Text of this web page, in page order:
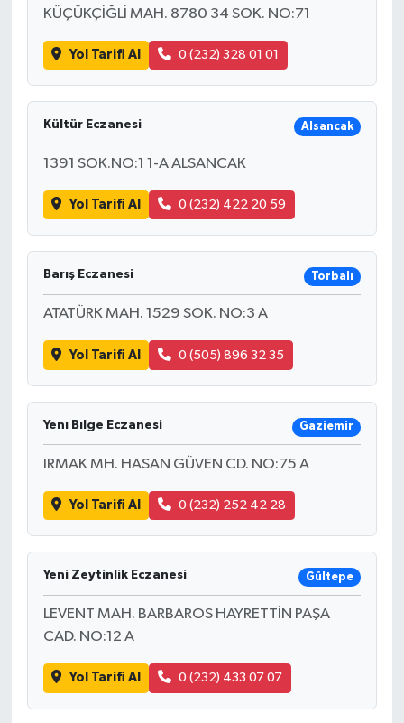
KÜÇÜKÇİĞLİ MAH. 8780 34 SOK. NO:71
Yol Tarifi Al 0 (232) 328 01 01
Kültür Eczanesi Alsancak
1391 SOK.NO:1 1-A ALSANCAK
Yol Tarifi Al 0 (232) 422 20 59
Barış Eczanesi Torbalı
ATATÜRK MAH. 1529 SOK. NO:3 A
Yol Tarifi Al 0 (505) 896 32 35
Yenı Bılge Eczanesi Gaziemir
IRMAK MH. HASAN GÜVEN CD. NO:75 A
Yol Tarifi Al 0 (232) 252 42 28
Yeni Zeytinlik Eczanesi Gültepe
LEVENT MAH. BARBAROS HAYRETTİN PAŞA
CAD. NO:12 A
Yol Tarifi Al 0 (232) 433 07 07